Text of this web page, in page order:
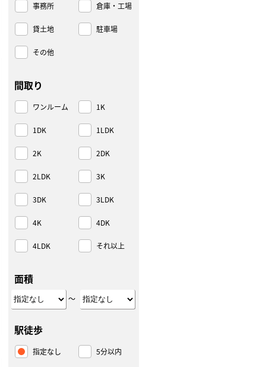
事務所 倉庫・工場
貸土地 駐車場
その他
間取り
ワンルーム 1K
1DK 1LDK
2K 2DK
2LDK 3K
3DK 3LDK
4K 4DK
4LDK それ以上
面積
～
駅徒歩
指定なし 5分以内